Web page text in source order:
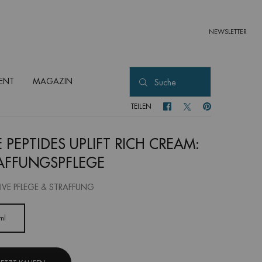
NEWSLETTER
MAGAZIN Suche
TEILEN TEILEN FACEBOOK
TEILEN TWITTER
TEILEN PINTEREST
PEPTIDES UPLIFT RICH CREAM:
PFLEGE & STRAFFUNG
1 von 1